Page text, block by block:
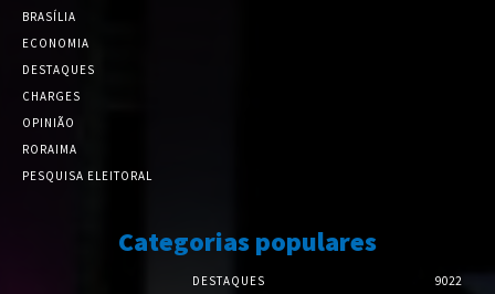
BRASÍLIA
ECONOMIA
DESTAQUES
CHARGES
OPINIÃO
RORAIMA
PESQUISA ELEITORAL
Categorias populares
DESTAQUES
9022